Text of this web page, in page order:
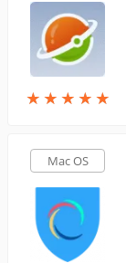
★ ★ ★ ★ ★
★ ★ ★ ★ ★
Mac OS